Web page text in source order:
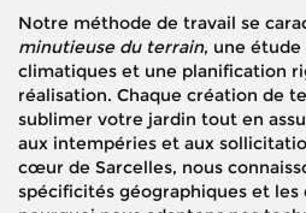
Notre méthode de travail se
minutieuse du terrain, une
climatiques et une planification
réalisation. Chaque création de
sublimer votre jardin tout en
aux intempéries et aux
cœur de Sarcelles, nous
spécificités géographiques et les